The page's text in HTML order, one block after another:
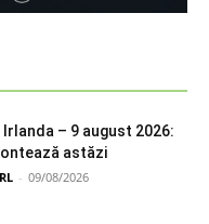
– 9 august 2026:
astăzi
- 09/08/2026